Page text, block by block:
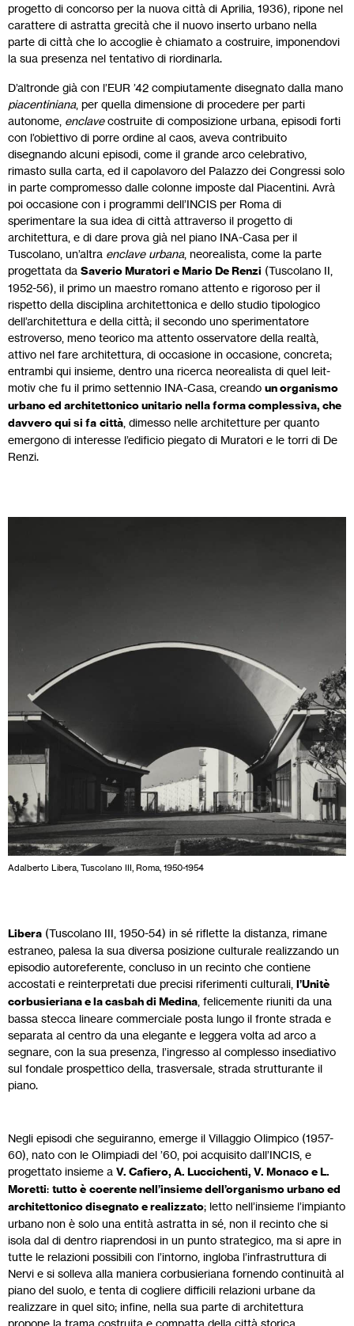
progetto di concorso per la nuova città di Aprilia, 1936), ripone nel
carattere di astratta grecità che il nuovo inserto urbano nella
parte di città che lo accoglie è chiamato a costruire, imponendovi
la sua presenza nel tentativo di riordinarla.
D’altronde già con l’EUR ’42 compiutamente disegnato dalla mano
piacentiniana, per quella dimensione di procedere per parti
autonome, enclavecostruite di composizione urbana, episodi forti
con l’obiettivo di porre ordine al caos, aveva contribuito
disegnando alcuni episodi, come il grande arco celebrativo,
rimasto sulla carta, ed il capolavoro del Palazzo dei Congressi solo
in parte compromesso dalle colonne imposte dal Piacentini. Avrà
poi occasione con i programmi dell’INCIS per Roma di
sperimentare la sua idea di città attraverso il progetto di
architettura, e di dare prova già nel piano INA-Casa per il
Tuscolano, un’altra enclave urbana, neorealista, come la parte
progettata da Saverio Muratori e Mario De Renzi (Tuscolano II,
1952-56), il primo un maestro romano attento e rigoroso per il
rispetto della disciplina architettonica e dello studio tipologico
dell’architettura e della città; il secondo uno sperimentatore
estroverso, meno teorico ma attento osservatore della realtà,
attivo nel fare architettura, di occasione in occasione, concreta;
entrambi qui insieme, dentro una ricerca neorealista di quel leit-
motiv che fu il primo settennio INA-Casa, creando un organismo
urbano ed architettonico unitario nella forma complessiva, che
davvero qui si fa città , dimesso nelle architetture per quanto
emergono di interesse l’edificio piegato di Muratori e le torri di De
Renzi.
Adalberto Libera, Tuscolano III, Roma, 1950-1954
Libera (Tuscolano III, 1950-54) in sé riflette la distanza, rimane
estraneo, palesa la sua diversa posizione culturale realizzando un
episodio autoreferente, concluso in un recinto che contiene
accostati e reinterpretati due precisi riferimenti culturali, l’Unitè
corbusieriana e la casbah di Medina, felicemente riuniti da una
bassa stecca lineare commerciale posta lungo il fronte strada e
separata al centro da una elegante e leggera volta ad arco a
segnare, con la sua presenza, l’ingresso al complesso insediativo
sul fondale prospettico della, trasversale, strada strutturante il
piano.
Negli episodi che seguiranno, emerge il Villaggio Olimpico (1957-
60), nato con le Olimpiadi del ’60, poi acquisito dall’INCIS, e
progettato insieme a V. Cafiero, A. Luccichenti, V. Monaco e L.
Moretti: tutto è coerente nell’insieme dell’organismo urbano ed
architettonico disegnato e realizzato; letto nell’insieme l’impianto
urbano non è solo una entità astratta in sé, non il recinto che si
isola dal di dentro riaprendosi in un punto strategico, ma si apre in
tutte le relazioni possibili con l’intorno, ingloba l’infrastruttura di
Nervi e si solleva alla maniera corbusieriana fornendo continuità al
piano del suolo, e tenta di cogliere difficili relazioni urbane da
realizzare in quel sito; infine, nella sua parte di architettura